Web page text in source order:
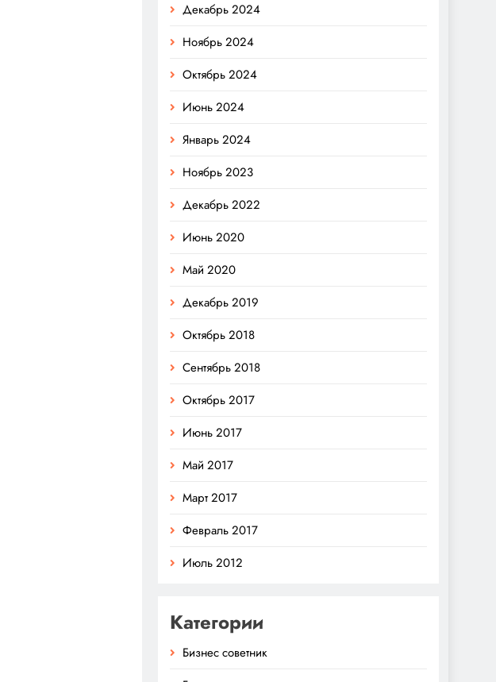
Декабрь 2024
Ноябрь 2024
Октябрь 2024
Июнь 2024
Январь 2024
Ноябрь 2023
Декабрь 2022
Июнь 2020
Май 2020
Декабрь 2019
Октябрь 2018
Сентябрь 2018
Октябрь 2017
Июнь 2017
Май 2017
Март 2017
Февраль 2017
Июль 2012
Категории
Бизнес советник